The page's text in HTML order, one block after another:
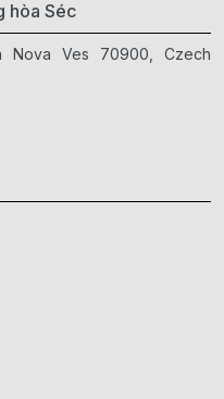
hòa Séc
Nova Ves 70900, Czech